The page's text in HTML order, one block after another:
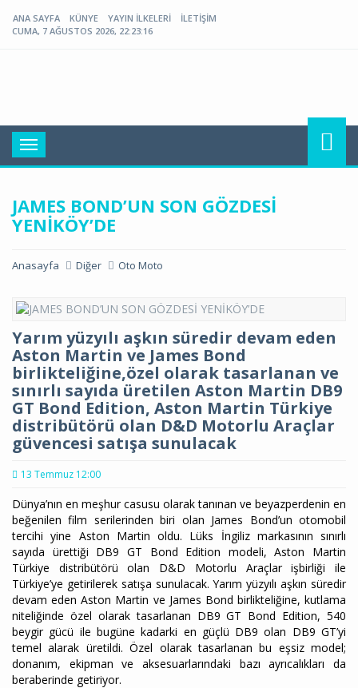
ANA SAYFA KÜNYE YAYIN İLKELERI
İLETIŞIM
CUMA, 7 AĞUSTOS 2026, 22:23:16
Toggle
navigation
JAMES BOND’UN SON GÖZDESİ
YENİKÖY’DE
Anasayfa Diğer Oto Moto
Yarım yüzyılı aşkın süredir devam eden
Aston Martin ve James Bond
birlikteliğine,özel olarak tasarlanan ve
sınırlı sayıda üretilen Aston Martin DB9
GT Bond Edition, Aston Martin Türkiye
distribütörü olan D&D Motorlu Araçlar
güvencesi satışa sunulacak
13 Temmuz 12:00
Dünya’nın en meşhur casusu olarak tanınan ve beyazperdenin en
beğenilen film serilerinden biri olan James Bond’un otomobil
tercihi yine Aston Martin oldu. Lüks İngiliz markasının sınırlı
sayıda ürettiği DB9 GT Bond Edition modeli, Aston Martin
Türkiye distribütörü olan D&D Motorlu Araçlar işbirliği ile
Türkiye’ye getirilerek satışa sunulacak. Yarım yüzyılı aşkın süredir
devam eden Aston Martin ve James Bond birlikteliğine, kutlama
niteliğinde özel olarak tasarlanan DB9 GT Bond Edition, 540
beygir gücü ile bugüne kadarki en güçlü DB9 olan DB9 GT’yi
temel alarak üretildi. Özel olarak tasarlanan bu eşsiz model;
donanım, ekipman ve aksesuarlarındaki bazı ayrıcalıkları da
beraberinde getiriyor.